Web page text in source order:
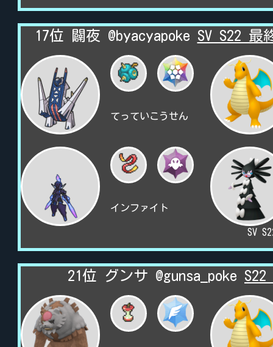
17位 闢夜 @byacyapoke SV S22 最
てっていこうせん
インファイト
SV
21位 グンサ @gunsa_poke